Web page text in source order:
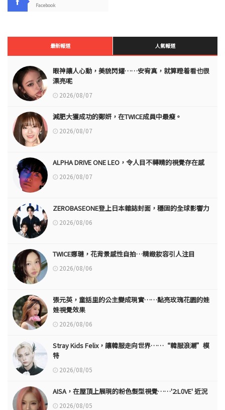
Facebook
最新報道 人氣報道
眼神讓人心動，美貌閃耀……安宥真，就算瞪着看也很
漂亮呢
2026/08/07
減肥大獲成功的鄭妍，在TWICE成員中最瘦。
2026/08/07
ALPHA DRIVE ONE LEO，令人目不轉睛的視覺存在感
2026/08/07
ZEROBASEONE登上日本雜誌封面，穩固的全球影響力
2026/08/06
TWICE娜璉，花背景感性自拍…精緻妝容引人注目
2026/08/06
張元英，童話里的公主變成現實……點亮玫瑰花園的娃
娃視覺效果
2026/08/06
Stray Kids Felix，讓韓服走向世界……“韓服浪潮”模
特
2026/08/05
AISA，在屋頂上展現的粉色髮型視覺……'2:L0VE' 近況
2026/08/05